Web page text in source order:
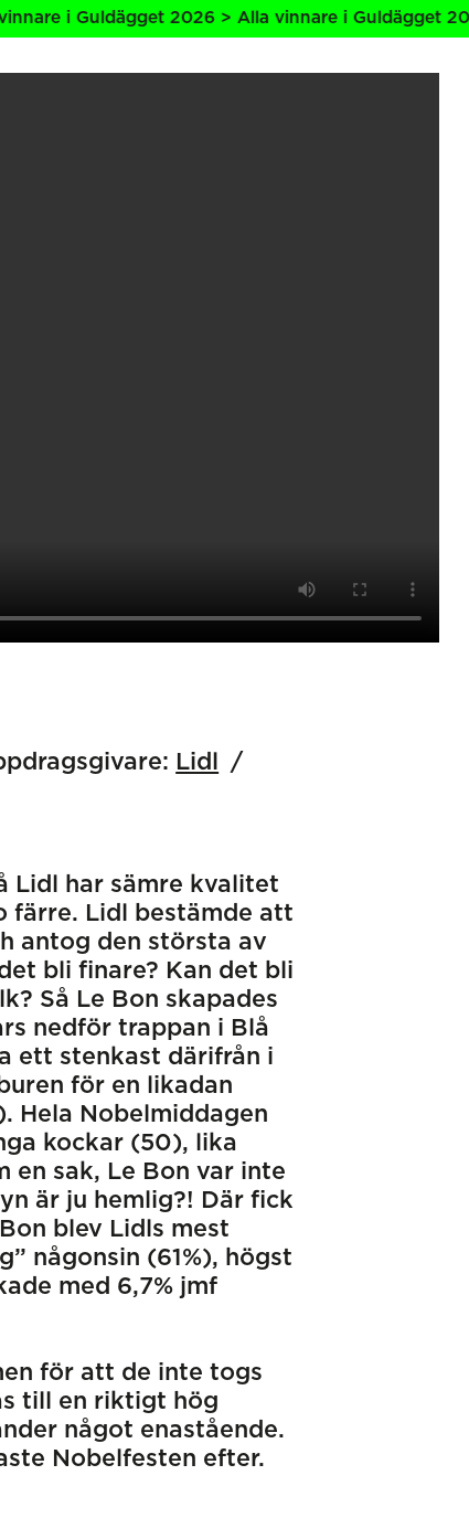
2026 > Alla vinnare i Guldägget 2026
Lidl
Lidl har sämre kvalitet
färre. Lidl bestämde att
antog den största av
bli finare? Kan det bli
Så Le Bon skapades
nedför trappan i Blå
ett stenkast därifrån i
för en likadan
Hela Nobelmiddagen
kockar (50), lika
en sak, Le Bon var inte
är ju hemlig?! Där fick
blev Lidls mest
någonsin (61%), högst
med 6,7% jmf
för att de inte togs
till en riktigt hög
något enastående.
Nobelfesten efter.